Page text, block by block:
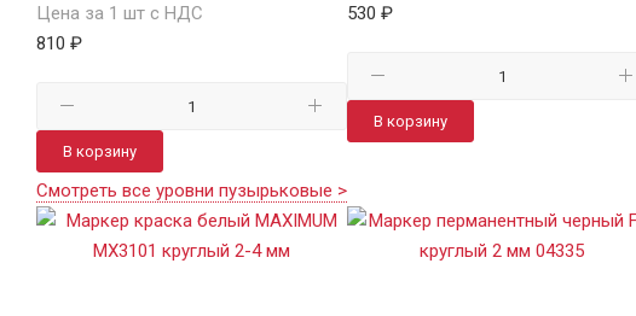
Цена за 1 шт с НДС
810 ₽
В корзину
530 ₽
В корзину
Смотреть все уровни пузырьковые >